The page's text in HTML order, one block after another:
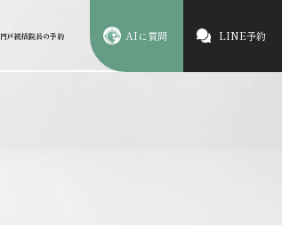
円戸統括院長の予約 AIに質問 LINE予約